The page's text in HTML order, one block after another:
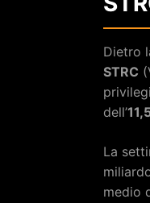
Dietro
STRC
dell’
La
medio